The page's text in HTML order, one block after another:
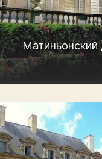
Матиньонский